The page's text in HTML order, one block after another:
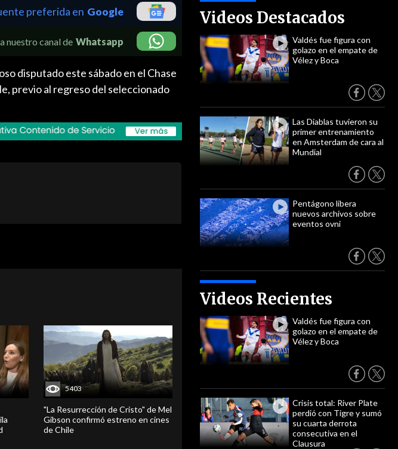
Videos Destacados
Valdés fue figura con
golazo en el empate de
Vélez y Boca
Las Diablas tuvieron su
primer entrenamiento
en Amsterdam de cara al
Mundial
Pentágono libera
nuevos archivos sobre
eventos ovni
Videos Recientes
Valdés fue figura con
golazo en el empate de
Vélez y Boca
Crisis total: River Plate
perdió con Tigre y sumó
su cuarta derrota
consecutiva en el
Clausura
preferida en Google
nuestro canal de Whatsapp
disputado este sábado en el Chase
previo al regreso del seleccionado
5403
"La Resurrección de Cristo" de Mel
Gibson confirmó estreno en cines
de Chile